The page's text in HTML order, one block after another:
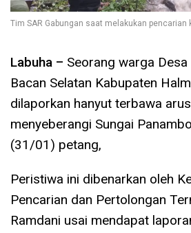
Tim SAR Gabungan saat melakukan pencarian
Labuha – Seorang warga
Bacan Selatan Kabupaten
dilaporkan hanyut terbawa
menyeberangi Sungai
(31/01) petang,
Peristiwa ini dibenarkan oleh
Pencarian dan Pertolongan
Ramdani usai mendapat